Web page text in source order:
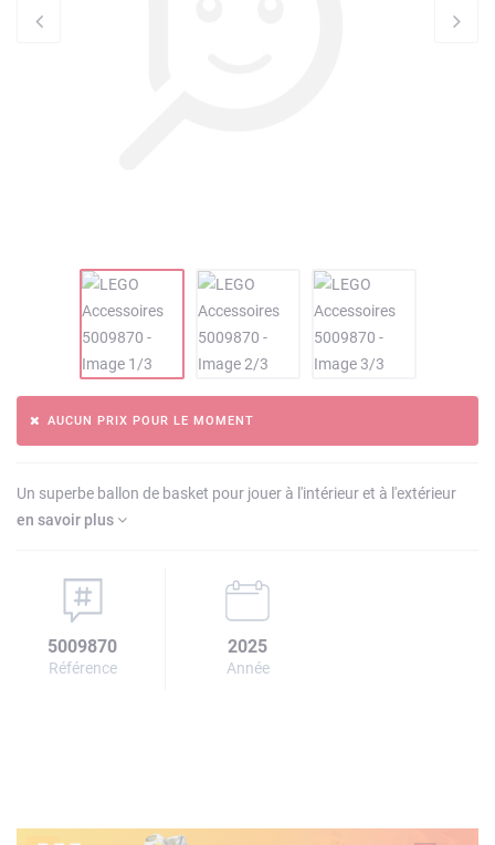
AUCUN PRIX POUR LE MOMENT
Un superbe ballon de basket pour jouer à l'intérieur et à l'extérieur
en savoir plus
5009870
Référence
2025
Année